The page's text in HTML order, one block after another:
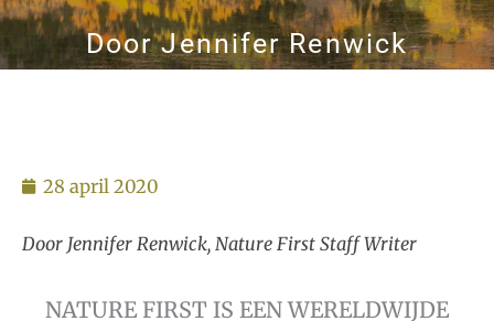
DoorJennifer Renwick
28 april 2020
Door Jennifer Renwick, Nature First Staff Writer
NATURE FIRST IS EEN WERELDWIJDE